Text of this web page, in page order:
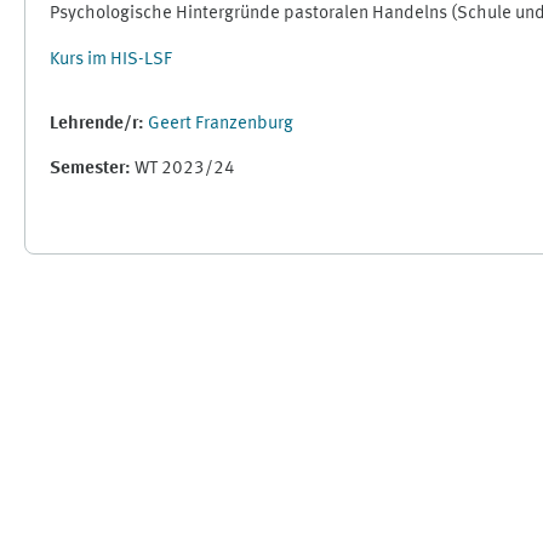
Psychologische Hintergründe pastoralen Handelns (Schule
Kurs im HIS-LSF
Lehrende/r: Geert Franzenburg
Semester: WT 2023/24